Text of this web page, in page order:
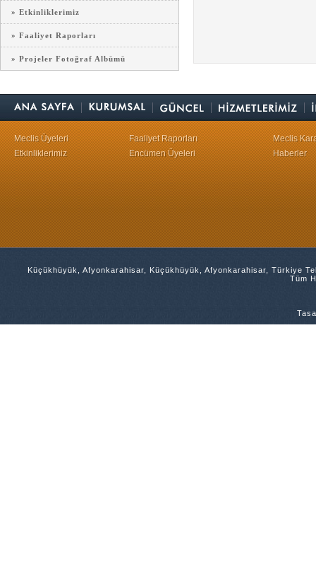
» Etkinliklerimiz
» Faaliyet Raporları
» Projeler Fotoğraf Albümü
Meclis Üyeleri Faaliyet Raporları
Meclis
Etkinliklerimiz
Encümen Üyeleri Haberler
Küçükhüyük, Afyonkarahisar, Küçükhüyük, Afyonkarahisar, Türkiye
Tüm